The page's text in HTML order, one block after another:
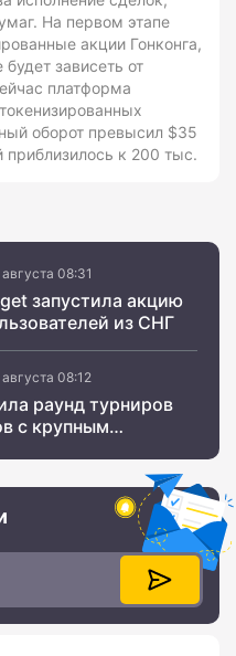
На первом этапе
акции Гонконга,
зависеть от
платформа
оборот превысил $35
к 200 тыс.
08:31
запустила акцию
из СНГ
08:12
раунд турниров
с крупным